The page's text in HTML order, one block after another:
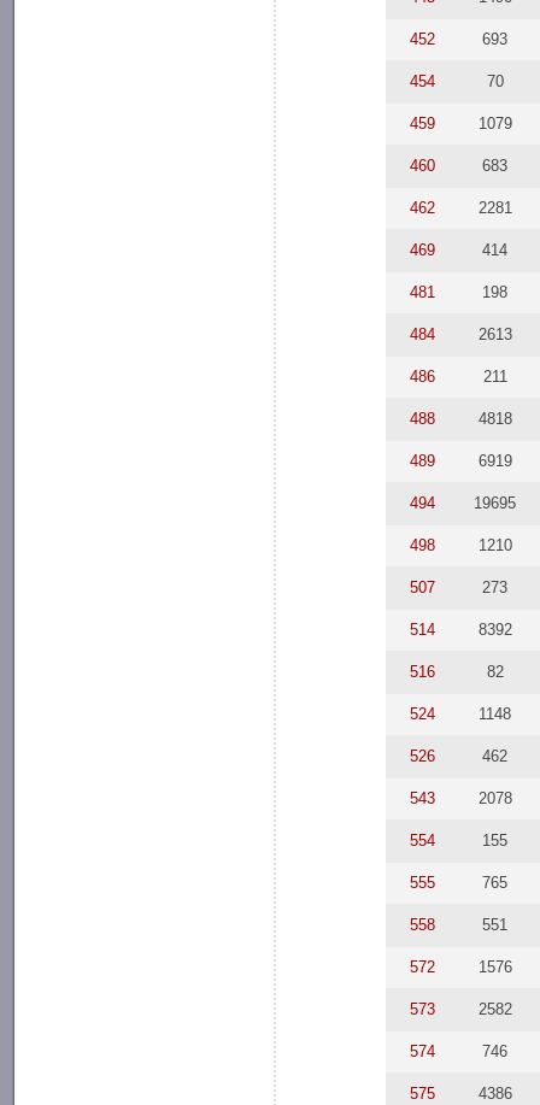
452 693
454 70
459 1079
460 683
462 2281
469 414
481 198
484 2613
486 211
488 4818
489 6919
494 19695
498 1210
507 273
514 8392
516 82
524 1148
526 462
543 2078
554 155
555 765
558 551
572 1576
573 2582
574 746
575 4386